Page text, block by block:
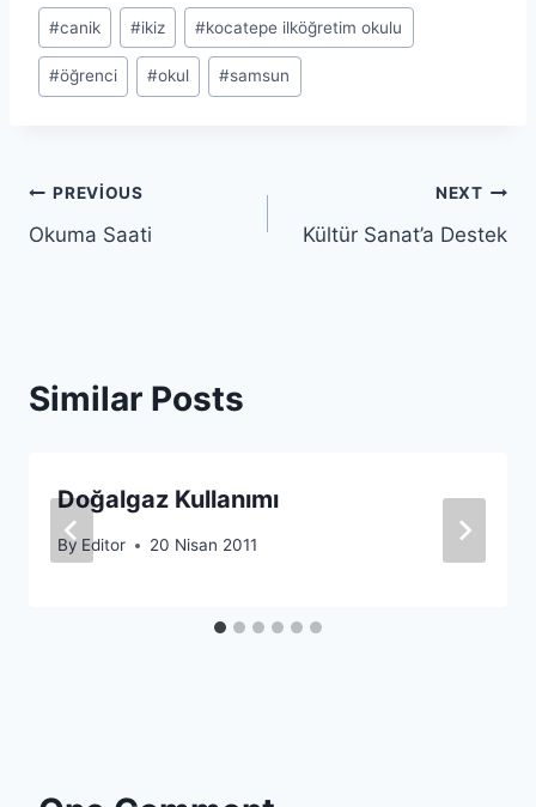
Post
Tags:
#canik #ikiz #kocatepe ilköğretim okulu
#öğrenci #okul #samsun
Yazı
gezinmesi
PREVIOUS
Okuma Saati
NEXT
Kültür Sanat’a Destek
Similar Posts
Doğalgaz Kullanımı
By Editor 20 Nisan 2011